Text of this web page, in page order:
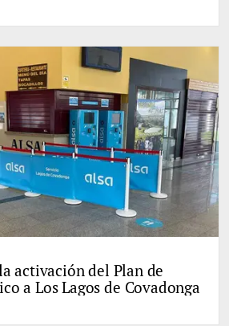
activación del Plan de
a Los Lagos de Covadonga